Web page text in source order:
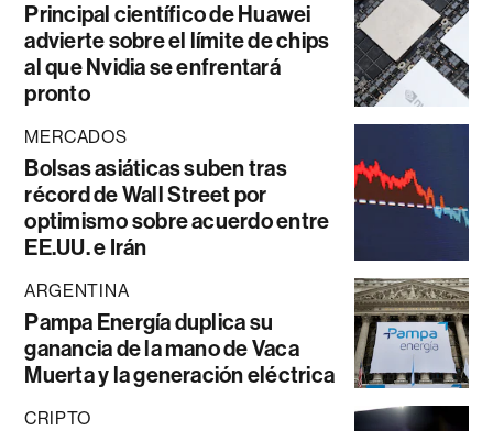
Principal científico de Huawei
advierte sobre el límite de chips
al que Nvidia se enfrentará
pronto
MERCADOS
Bolsas asiáticas suben tras
récord de Wall Street por
optimismo sobre acuerdo entre
EE.UU. e Irán
ARGENTINA
Pampa Energía duplica su
ganancia de la mano de Vaca
Muerta y la generación eléctrica
CRIPTO